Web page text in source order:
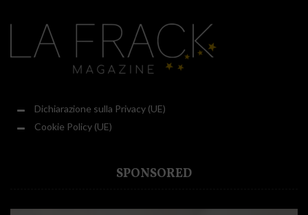
Dichiarazione sulla Privacy (UE)
Cookie Policy (UE)
SPONSORED